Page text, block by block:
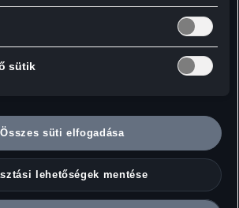
biztonságban tartsa.
készült pénztárca világos
cipzár
ellátott kézi pánt
cipzáras aprópénz rekesz, nagy
sütik
Összes süti elfogadása
lehetőségek mentése